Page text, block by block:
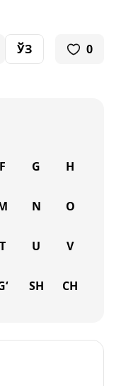
ЎЗ 0
F G H
N O
T U V
SH CH